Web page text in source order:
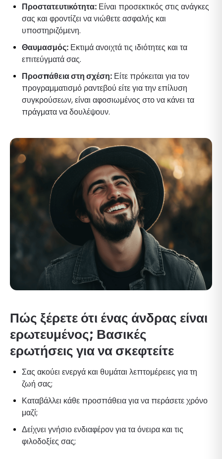
Προστατευτικότητα: Είναι προσεκτικός στις ανάγκες
σας και φροντίζει να νιώθετε ασφαλής και
υποστηριζόμενη.
Θαυμασμός: Εκτιμά ανοιχτά τις ιδιότητες και τα
επιτεύγματά σας.
Προσπάθεια στη σχέση: Είτε πρόκειται για τον
προγραμματισμό ραντεβού είτε για την επίλυση
συγκρούσεων, είναι αφοσιωμένος στο να κάνει τα
πράγματα να δουλέψουν.
Πώς ξέρετε ότι ένας άνδρας είναι
ερωτευμένος; Βασικές
ερωτήσεις για να σκεφτείτε
Σας ακούει ενεργά και θυμάται λεπτομέρειες για τη
ζωή σας;
Καταβάλλει κάθε προσπάθεια για να περάσετε χρόνο
μαζί;
Δείχνει γνήσιο ενδιαφέρον για τα όνειρα και τις
φιλοδοξίες σας;